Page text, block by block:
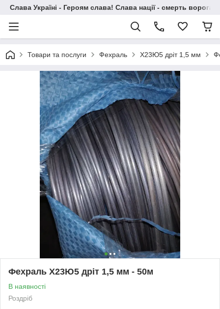
Слава Україні - Героям слава! Слава нації - смерть
Товари та послуги Фехраль Х23Ю5 дріт 1,5 мм
Фехраль Х23Ю5 дріт 1,5 мм - 50м
В наявності
Роздріб